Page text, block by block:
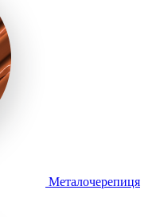
Металочерепиця